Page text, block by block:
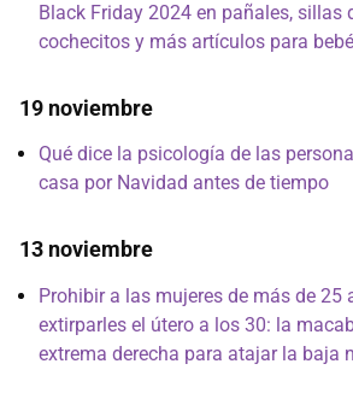
Black Friday 2024 en pañales, sillas
cochecitos y más artículos para
19 noviembre
Qué dice la psicología de las
casa por Navidad antes de tiempo
13 noviembre
Prohibir a las mujeres de más de 25
extirparles el útero a los 30: la
extrema derecha para atajar la baja